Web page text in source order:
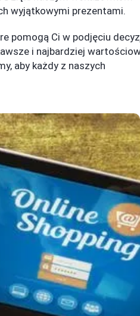
wyjątkowymi prezentami.
pomogą Ci w podjęciu
i najbardziej
aby każdy z naszych